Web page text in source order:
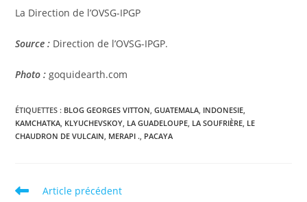
La Direction de l’OVSG-IPGP
Source : Direction de l’OVSG-IPGP.
Photo : goquidearth.com
ÉTIQUETTES : BLOG GEORGES VITTON GUATEMALA INDONESIE
KAMCHATKA KLYUCHEVSKOY LA GUADELOUPE LA SOUFRIÈRE LE
CHAUDRON DE VULCAIN MERAPI . PACAYA
Read
Article précédent